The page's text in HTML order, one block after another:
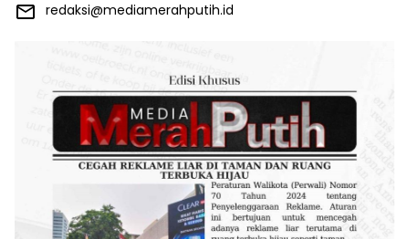
redaksi@mediamerahputih.id